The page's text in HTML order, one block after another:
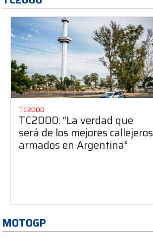
TC2000
TC2000: “La verdad que
será de los mejores callejeros
armados en Argentina”
MOTOGP